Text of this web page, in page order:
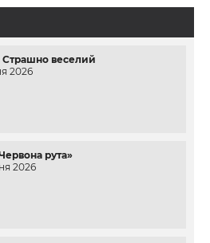
Страшно веселий
2026
рута»
2026